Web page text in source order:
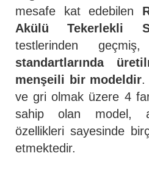
mesafe kat edebilen
Akülü Tekerlekli
testlerinden
standartlarında
menşeili bir modeldir.
ve gri olmak üzere 4
sahip olan model,
özellikleri sayesinde
etmektedir.